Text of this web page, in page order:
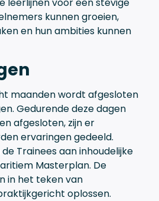
kunnen groeien,
en hun ambities kunnen
maanden wordt afgesloten
Gedurende deze dagen
afgesloten, zijn er
ervaringen gedeeld.
Trainees aan inhoudelijke
Masterplan. De
in het teken van
oplossen.